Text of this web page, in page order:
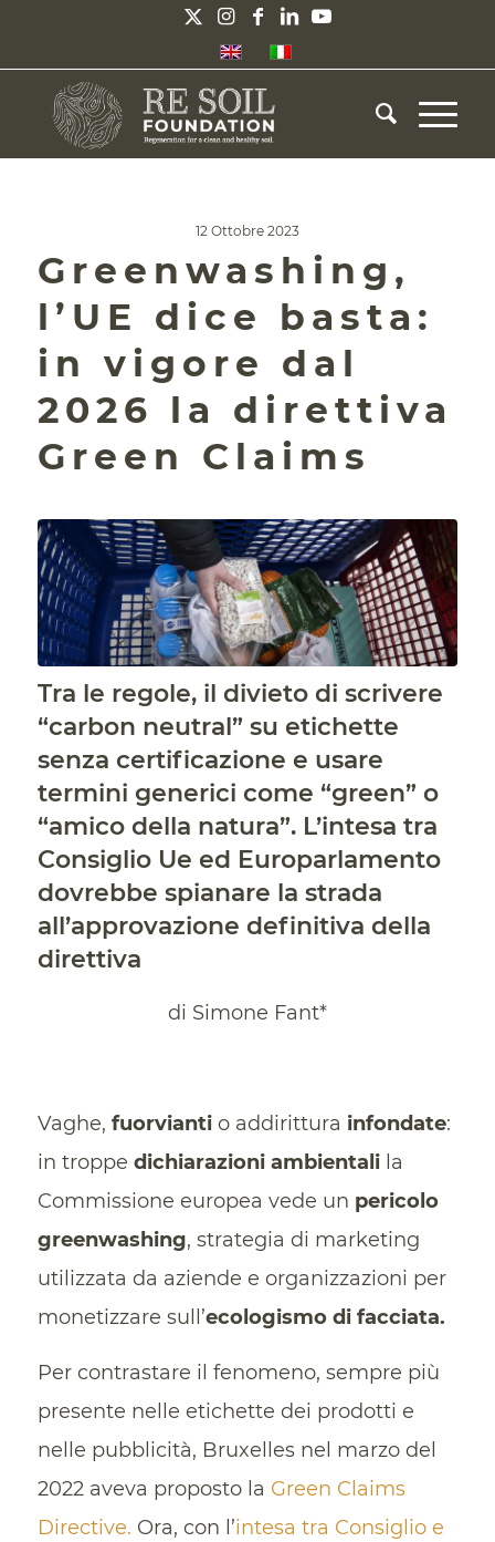
12 Ottobre 2023
Greenwashing,
l’UE dice basta:
in vigore dal
2026 la direttiva
Green Claims
Tra le regole, il divieto di scrivere
“carbon neutral” su etichette
senza certificazione e usare
termini generici come “green” o
“amico della natura”. L’intesa tra
Consiglio Ue ed Europarlamento
dovrebbe spianare la strada
all’approvazione definitiva della
direttiva
di Simone Fant*
Vaghe, fuorviantio addirittura infondate:
in troppe dichiarazioni ambientalila
Commissione europea vede un pericolo
greenwashing, strategia di marketing
utilizzata da aziende e organizzazioni per
monetizzare sull’ecologismo di facciata.
Per contrastare il fenomeno, sempre più
presente nelle etichette dei prodotti e
nelle pubblicità, Bruxelles nel marzo del
2022 aveva proposto la Green Claims
Directive. Ora, con l’intesa tra Consiglio e